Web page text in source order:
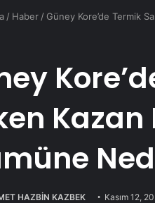
/ Haber / Güney Kore’de Termik
HAZBİN KAZBEK Kasım 12,